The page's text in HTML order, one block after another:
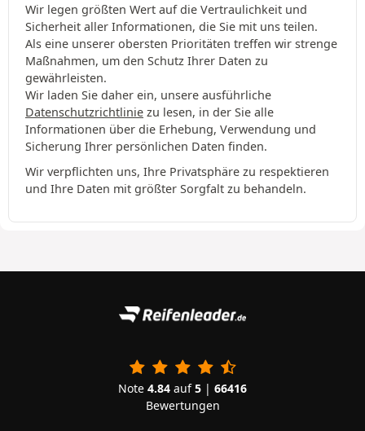
Wir legen größten Wert auf die Vertraulichkeit und
Sicherheit aller Informationen, die Sie mit uns teilen.
Als eine unserer obersten Prioritäten treffen wir strenge
Maßnahmen, um den Schutz Ihrer Daten zu
gewährleisten.
Wir laden Sie daher ein, unsere ausführliche
Datenschutzrichtlinie zu lesen, in der Sie alle
Informationen über die Erhebung, Verwendung und
Sicherung Ihrer persönlichen Daten finden.
Wir verpflichten uns, Ihre Privatsphäre zu respektieren
und Ihre Daten mit größter Sorgfalt zu behandeln.
Note 4.84 auf5 | 66416
Bewertungen